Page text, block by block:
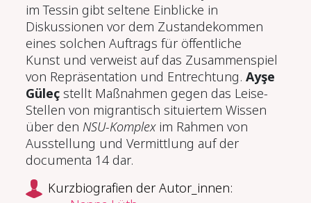
im Tessin gibt seltene Einblicke in
Diskussionen vor dem Zustandekommen
eines solchen Auftrags für öffentliche
Kunst und verweist auf das Zusammenspiel
von Repräsentation und Entrechtung.Ayşe
Güleç stellt Maßnahmen gegen das Leise-
Stellen von migrantisch situiertem Wissen
über den NSU-Komplexim Rahmen von
Ausstellung und Vermittlung auf der
documenta 14 dar.
Kurzbiografien der Autor_innen: